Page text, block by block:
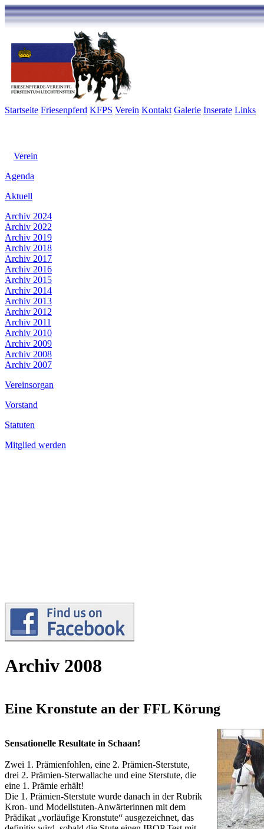
Startseite Friesenpferd KFPS Verein Kontakt Galerie Inserate Links
Verein
Agenda
Aktuell
Archiv 2024
Archiv 2022
Archiv 2019
Archiv 2018
Archiv 2017
Archiv 2016
Archiv 2015
Archiv 2014
Archiv 2013
Archiv 2012
Archiv 2011
Archiv 2010
Archiv 2009
Archiv 2008
Archiv 2007
Vereinsorgan
Vorstand
Statuten
Mitglied werden
Archiv 2008
Eine Kronstute an der FFL Körung
Sensationelle Resultate in Schaan!
Zwei 1. Prämienfohlen, eine 2. Prämien-Sterstute,
drei 2. Prämien-Sterwallache und eine Sterstute, die
eine 1. Prämie erhält!
Die 1. Prämien-Sterstute wurde danach in der Rubrik
Kron- und Modellstuten-Anwärterinnen mit dem
Prädikat „vorläufige Kronstute“ ausgezeichnet, das